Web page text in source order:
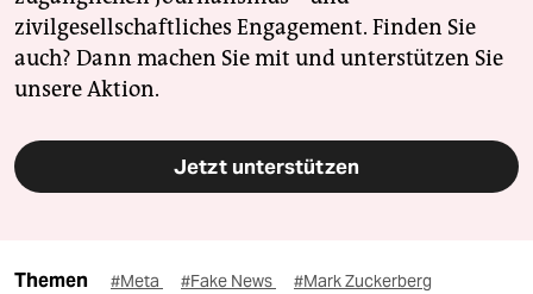
zivilgesellschaftliches Engagement. Finden Sie
auch? Dann machen Sie mit und unterstützen Sie
unsere Aktion.
Jetzt unterstützen
Themen #Meta #Fake News #Mark Zuckerberg